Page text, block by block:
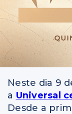
Neste dia 9
a Universal
Desde a